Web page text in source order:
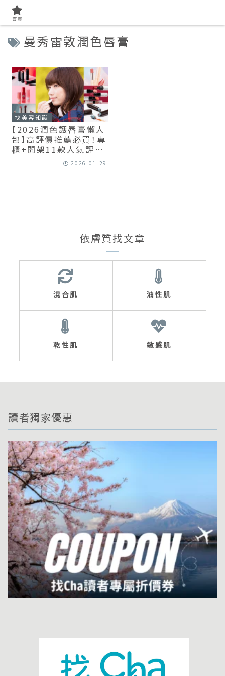
曼秀雷敦潤色唇膏
找美容知識
【2026潤色護唇膏懶人
包】高評價推薦必買！專
櫃+開架11款人氣評
比，輕鬆打造「偽素顏」
2026.01.29
依膚質找文章
混合肌 油性肌
乾性肌 敏感肌
讀者獨家優惠
首頁